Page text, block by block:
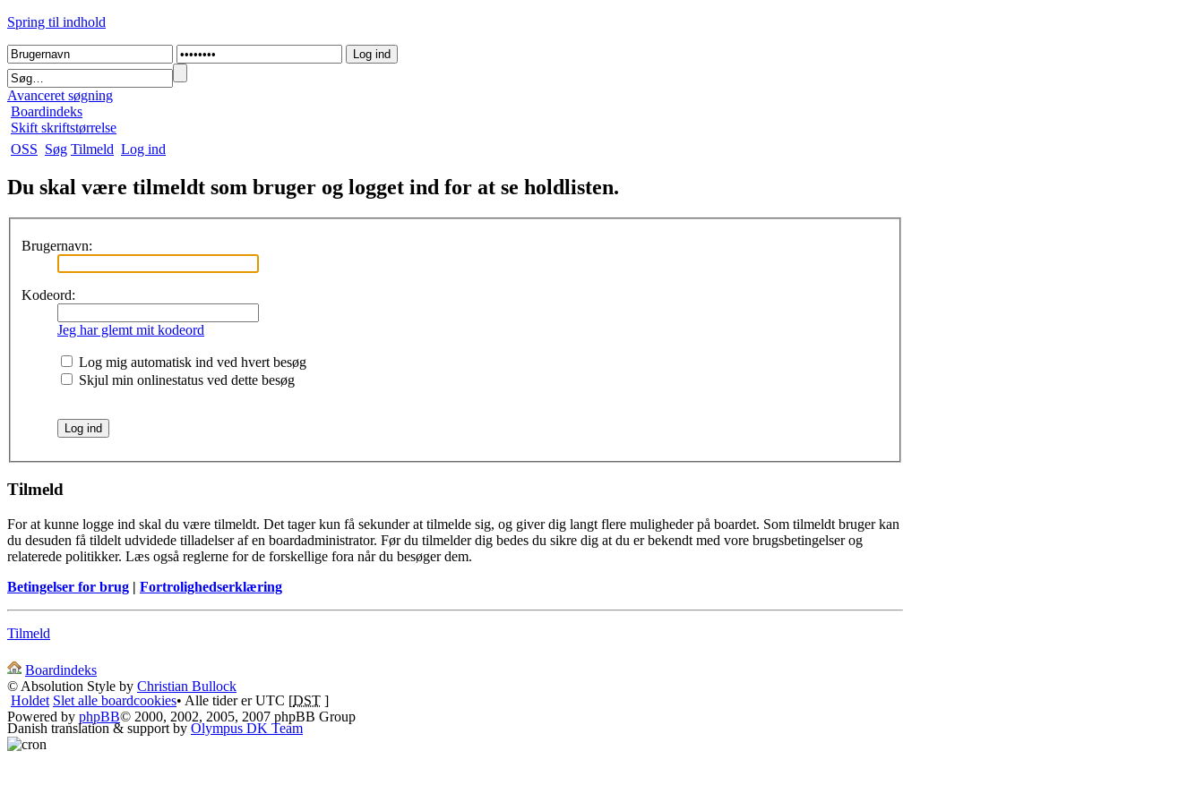
Spring til indhold
Avanceret søgning
Boardindeks
Skift skriftstørrelse
OSS Søg Tilmeld Log ind
Du skal være tilmeldt som bruger og logget ind for at se holdlisten.
Brugernavn:
Kodeord:
Jeg har glemt mit kodeord
Log mig automatisk ind ved hvert besøg
Skjul min onlinestatus ved dette besøg
Tilmeld
For at kunne logge ind skal du være tilmeldt. Det tager kun få sekunder at tilmelde sig, og giver dig langt flere muligheder på boardet. Som tilmeldt bruger kan
du desuden få tildelt udvidede tilladelser af en boardadministrator. Før du tilmelder dig bedes du sikre dig at du er bekendt med vore brugsbetingelser og
relaterede politikker. Læs også reglerne for de forskellige fora når du besøger dem.
Betingelser for brug | Fortrolighedserklæring
Tilmeld
Boardindeks
© Absolution Style by Christian Bullock
Holdet Slet alle boardcookies• Alle tider er UTC [DST ]
Powered by phpBB© 2000, 2002, 2005, 2007 phpBB Group
Danish translation & support by Olympus DK Team